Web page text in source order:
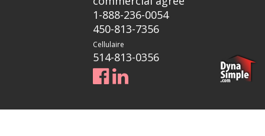
1-888-236-0054
450-813-7356
Cellulaire
514-813-0356